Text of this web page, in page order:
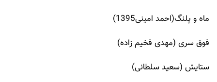
ماه و پلنگ(احمد امینی1395)
فوق سری (مهدی فخیم زاده)
ستایش (سعید سلطانی)